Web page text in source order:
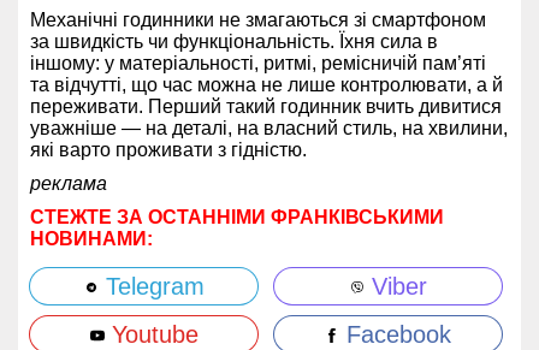
Механічні годинники не змагаються зі смартфоном
за швидкість чи функціональність. Їхня сила в
іншому: у матеріальності, ритмі, ремісничій пам’яті
та відчутті, що час можна не лише контролювати, а й
переживати. Перший такий годинник вчить дивитися
уважніше — на деталі, на власний стиль, на хвилини,
які варто проживати з гідністю.
реклама
СТЕЖТЕ ЗА ОСТАННІМИ ФРАНКІВСЬКИМИ
НОВИНАМИ:
Telegram
Viber
Youtube
Facebook